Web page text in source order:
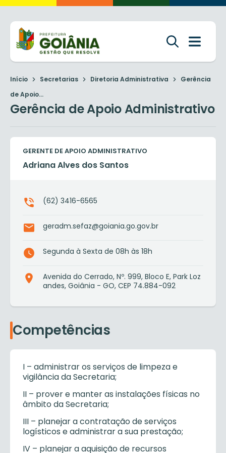
Início Secretarias Diretoria Administrativa
Gerência
de Apoio...
Gerência de Apoio Administrativo
GERENTE DE APOIO ADMINISTRATIVO
Adriana Alves dos Santos
(62) 3416-6565
geradm.sefaz@goiania.go.gov.br
Segunda à Sexta de 08h às 18h
Avenida do Cerrado, Nº. 999, Bloco E, Park Loz
andes, Goiânia - GO, CEP 74.884-092
Competências
I – administrar os serviços de limpeza e
vigilância da Secretaria;
II – prover e manter as instalações físicas no
âmbito da Secretaria;
III – planejar a contratação de serviços
logísticos e administrar a sua prestação;
IV – planejar a aquisição de recursos